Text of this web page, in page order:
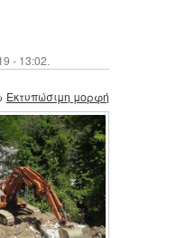
- 13:02.
Εκτυπώσιμη μορφή